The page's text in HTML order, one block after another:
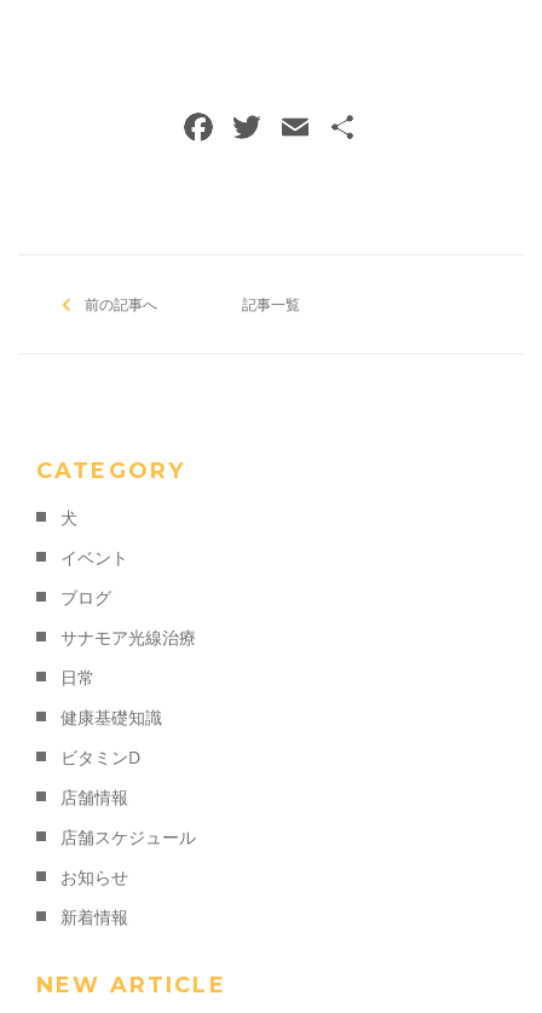
F
o
T E
前の記事へ 記事一覧
CATEGORY
犬
イベント
ブログ
サナモア光線治療
日常
健康基礎知識
ビタミンD
店舗情報
店舗スケジュール
お知らせ
新着情報
NEW ARTICLE